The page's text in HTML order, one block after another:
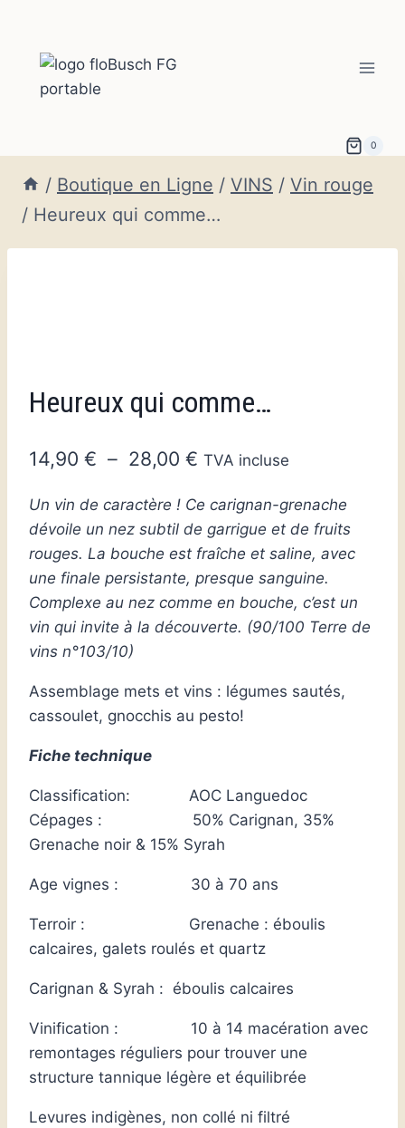
contenu
0
/ Boutique en Ligne / VINS / Vin rouge
/ Heureux qui comme…
Heureux qui comme…
14,90 € – 28,00 € Plage
prix :
14,90 €
à
28,00 €
TVA incluse
Un vin de caractère ! Ce carignan-grenache
dévoile un nez subtil de garrigue et de fruits
rouges. La bouche est fraîche et saline, avec
une finale persistante, presque sanguine.
Complexe au nez comme en bouche, c’est un
vin qui invite à la découverte. (90/100 Terre de
vins n°103/10)
Assemblage mets et vins : légumes sautés,
cassoulet, gnocchis au pesto!
Fiche technique
Classification: AOC Languedoc
Cépages : 50% Carignan, 35%
Grenache noir & 15% Syrah
Age vignes : 30 à 70 ans
Terroir : Grenache : éboulis
calcaires, galets roulés et quartz
Carignan & Syrah : éboulis calcaires
Vinification : 10 à 14 macération avec
remontages réguliers pour trouver une
structure tannique légère et équilibrée
Levures indigènes, non collé ni filtré